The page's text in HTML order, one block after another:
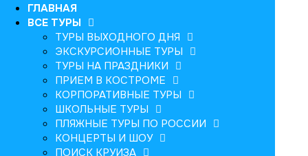
ГЛАВНАЯ
ВСЕ ТУРЫ
ТУРЫ ВЫХОДНОГО ДНЯ
ЭКСКУРСИОННЫЕ ТУРЫ
ТУРЫ НА ПРАЗДНИКИ
ПРИЕМ В КОСТРОМЕ
КОРПОРАТИВНЫЕ ТУРЫ
ШКОЛЬНЫЕ ТУРЫ
ПЛЯЖНЫЕ ТУРЫ ПО РОССИИ
КОНЦЕРТЫ И ШОУ
ПОИСК КРУИЗА